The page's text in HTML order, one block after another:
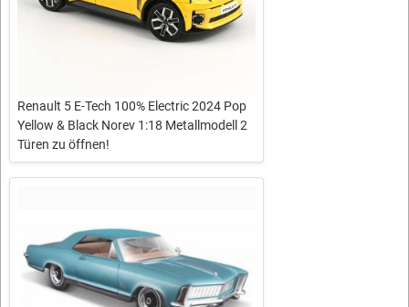
Renault 5 E-Tech 100% Electric 2024 Pop
Yellow & Black Norev 1:18 Metallmodell 2
Türen zu öffnen!